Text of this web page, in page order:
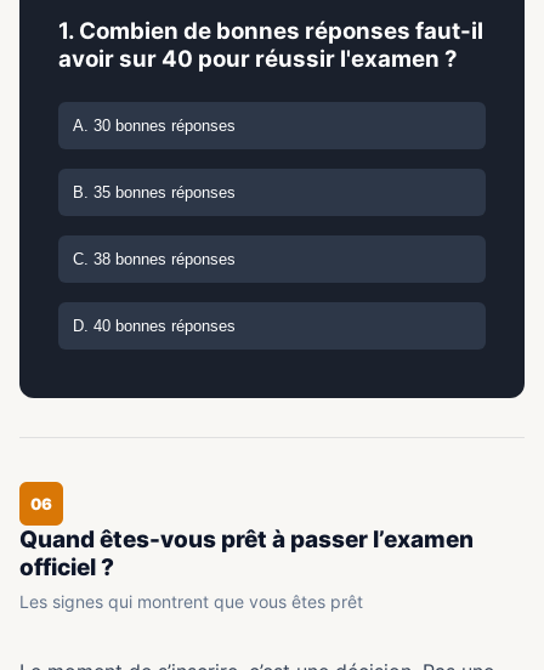
1. Combien de bonnes réponses faut-il
avoir sur 40 pour réussir l'examen ?
A. 30 bonnes réponses
B. 35 bonnes réponses
C. 38 bonnes réponses
D. 40 bonnes réponses
06
Quand êtes-vous prêt à passer l’examen
officiel ?
Les signes qui montrent que vous êtes prêt